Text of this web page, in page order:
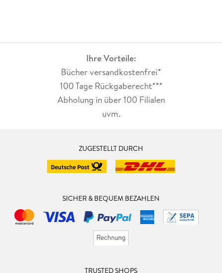
Ihre Vorteile:
Bücher versandkostenfrei*
100 Tage Rückgaberecht***
Abholung in über 100 Filialen
uvm.
ZUGESTELLT DURCH
SICHER & BEQUEM BEZAHLEN
TRUSTED SHOPS